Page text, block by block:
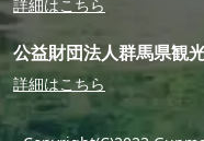
詳細はこちら
公益財団法人群馬県観
詳細はこちら